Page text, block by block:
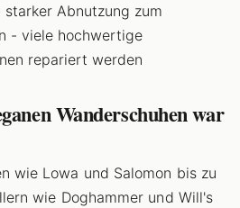
starker Abnutzung zum
- viele hochwertige
repariert werden
Wanderschuhen war
wie Lowa und Salomon bis zu
wie Doghammer und Will's